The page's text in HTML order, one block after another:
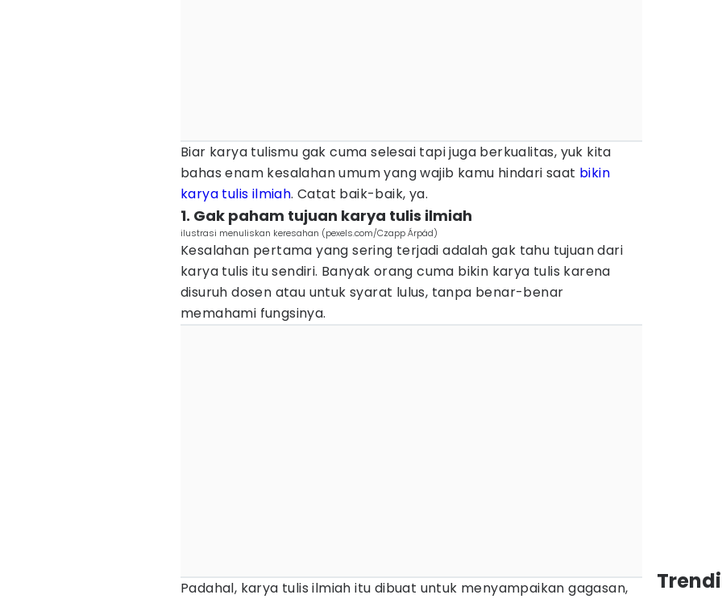
Biar karya tulismu gak cuma selesai tapi juga berkualitas, yuk kita
bahas enam kesalahan umum yang wajib kamu hindari saat bikin
karya tulis ilmiah. Catat baik-baik, ya.
1. Gak paham tujuan karya tulis ilmiah
ilustrasi menuliskan keresahan (pexels.com/Czapp Árpád)
Kesalahan pertama yang sering terjadi adalah gak tahu tujuan dari
karya tulis itu sendiri. Banyak orang cuma bikin karya tulis karena
disuruh dosen atau untuk syarat lulus, tanpa benar-benar
memahami fungsinya.
Padahal, karya tulis ilmiah itu dibuat untuk menyampaikan gagasan,